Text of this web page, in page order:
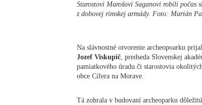
Starostovi Marošovi Saganovi robili počas
z dobovej rímskej armády. Foto: Marián
Na slávnostné otvorenie archeopoarku
Jozef Viskupič, predseda Slovenskej
pamiatkového úradu či starostovia
obce Cífera na Morave.
Tá zohrala v budovaní archeoparku